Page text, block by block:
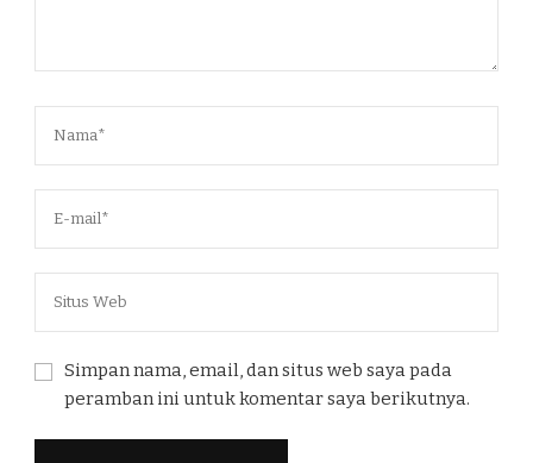
Simpan nama, email, dan situs web saya pada
peramban ini untuk komentar saya berikutnya.